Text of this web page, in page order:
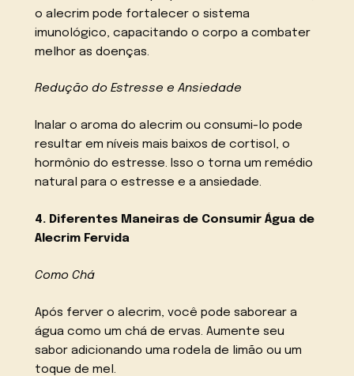
o alecrim pode fortalecer o sistema
imunológico, capacitando o corpo a combater
melhor as doenças.
Redução do Estresse e Ansiedade
Inalar o aroma do alecrim ou consumi-lo pode
resultar em níveis mais baixos de cortisol, o
hormônio do estresse. Isso o torna um remédio
natural para o estresse e a ansiedade.
4. Diferentes Maneiras de Consumir Água de
Alecrim Fervida
Como Chá
Após ferver o alecrim, você pode saborear a
água como um chá de ervas. Aumente seu
sabor adicionando uma rodela de limão ou um
toque de mel.